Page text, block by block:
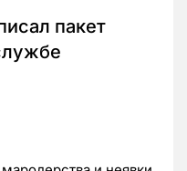
пакет